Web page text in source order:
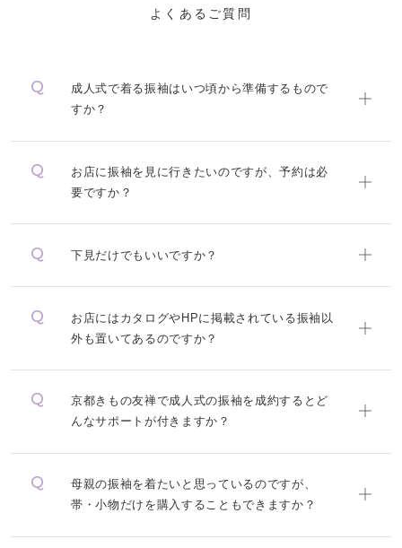
よくあるご質問
成人式で着る振袖はいつ頃から準備するもので
すか？
お店に振袖を見に行きたいのですが、予約は必
要ですか？
下見だけでもいいですか？
お店にはカタログやHPに掲載されている振袖以
外も置いてあるのですか？
京都きもの友禅で成人式の振袖を成約するとど
んなサポートが付きますか？
母親の振袖を着たいと思っているのですが、
帯・小物だけを購入することもできますか？